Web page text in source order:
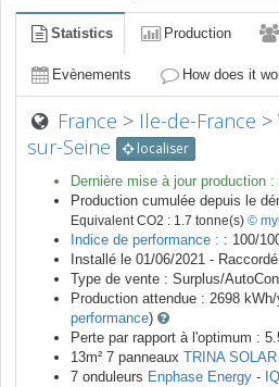
Statistics Production
Evènements How does it
France > Ile-de-France >
sur-Seine
localiser
Dernière mise à jour production :
Production cumulée depuis le
Equivalent CO2 : 1.7 tonne(s) ©
Indice de performance : : 100/
Installé le 01/06/2021 -
Type de vente : Surplus/
Production attendue : 2698
performance)
Perte par rapport à l'optimum :
13m² 7 panneaux TRINA SOLAR
7 onduleurs Enphase Energy -